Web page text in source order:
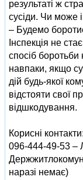
результаті ж
сусіди. Чи може
– Будемо
Інспекція не
спосіб боротьби
навпаки, якщо
дій будь-якої
відстояти свої
відшкодування.
Корисні контакти:
096-444-49-53 –
наразі немає)